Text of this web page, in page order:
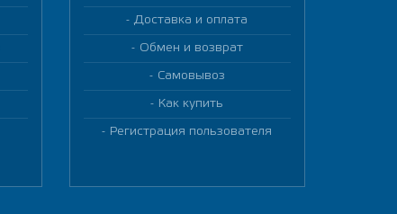
Доставка и оплата
Обмен и возврат
Самовывоз
Как купить
Регистрация пользователя